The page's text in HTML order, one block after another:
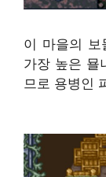
이 마을의 보
가장 높은 묠
므로 용병인